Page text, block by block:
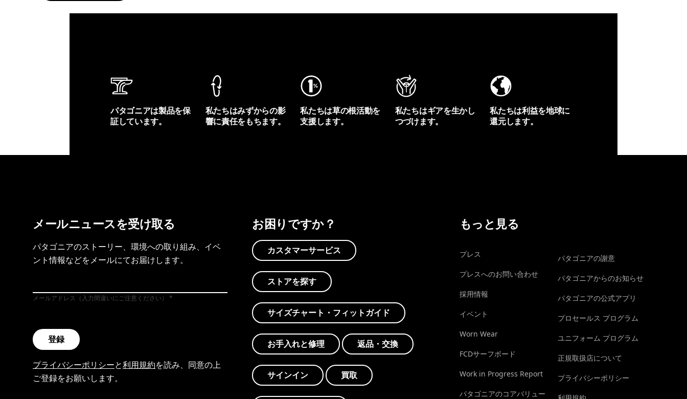
パタゴニアは製品を保
証しています。
私たちはみずからの影
響に責任をもちます。
私たちは草の根活動を
支援します。
私たちはギアを生かし
つづけます。
私たちは利益を地球に
還元します。
メールニュースを受け取る
パタゴニアのストーリー、環境への取り組み、イベ
ント情報などをメールにてお届けします。
メールアドレス（入力間違いにご注意ください）
登録
プライバシーポリシーと利用規約を読み、同意の上
ご登録をお願いします。
お困りですか？
カスタマーサービス
ストアを探す
サイズチャート・フィットガイド
お手入れと修理 返品・交換
サインイン 買取
もっと見る
プレス
プレスへのお問い合わせ
採用情報
イベント
Worn Wear
FCDサーフボード
Work in Progress Report
パタゴニアのコアバリュー
パタゴニアの謝意
パタゴニアからのお知らせ
パタゴニアの公式アプリ
プロセールス プログラム
ユニフォーム プログラム
正規取扱店について
プライバシーポリシー